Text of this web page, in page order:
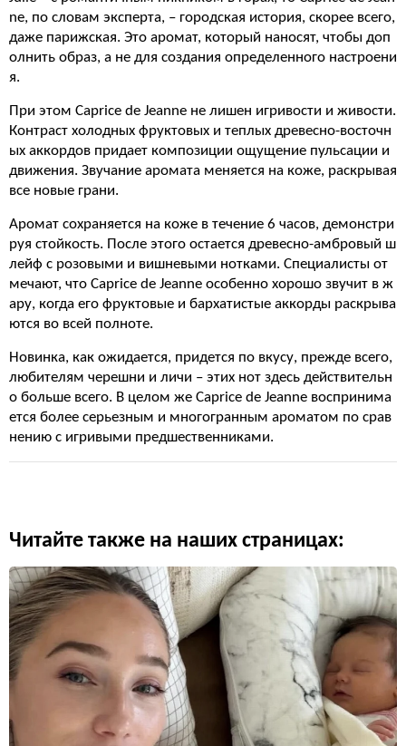
ne, по словам эксперта, – городская история, скорее всего,
даже парижская. Это аромат, который наносят, чтобы доп
олнить образ, а не для создания определенного настроени
я.
При этом Caprice de Jeanne не лишен игривости и живости.
Контраст холодных фруктовых и теплых древесно-восточн
ых аккордов придает композиции ощущение пульсации и
движения. Звучание аромата меняется на коже, раскрывая
все новые грани.
Аромат сохраняется на коже в течение 6 часов, демонстри
руя стойкость. После этого остается древесно-амбровый ш
лейф с розовыми и вишневыми нотками. Специалисты от
мечают, что Caprice de Jeanne особенно хорошо звучит в ж
ару, когда его фруктовые и бархатистые аккорды раскрыва
ются во всей полноте.
Новинка, как ожидается, придется по вкусу, прежде всего,
любителям черешни и личи – этих нот здесь действительн
о больше всего. В целом же Caprice de Jeanne воспринима
ется более серьезным и многогранным ароматом по срав
нению с игривыми предшественниками.
Читайте также на наших страницах: